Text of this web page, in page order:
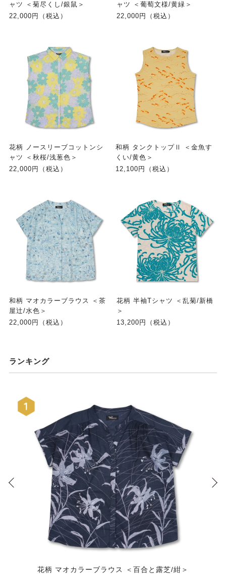
ャツ ＜菊尽くし/銀鼠＞
22,000円（税込）
ャツ ＜葡萄文様/黄緑＞
22,000円（税込）
花柄 ノースリーブコットンシ
ャツ ＜秋桜/浅葱色＞
22,000円（税込）
和柄 タンクトップⅡ ＜金魚す
くい/黄色＞
12,100円（税込）
和柄 マオカラーブラウス ＜茶
屋辻/水色＞
22,000円（税込）
花柄 半袖Tシャツ ＜乱菊/新橋
＞
13,200円（税込）
ランキング
花柄 マオカラーブラウス ＜百合と露芝/紺＞